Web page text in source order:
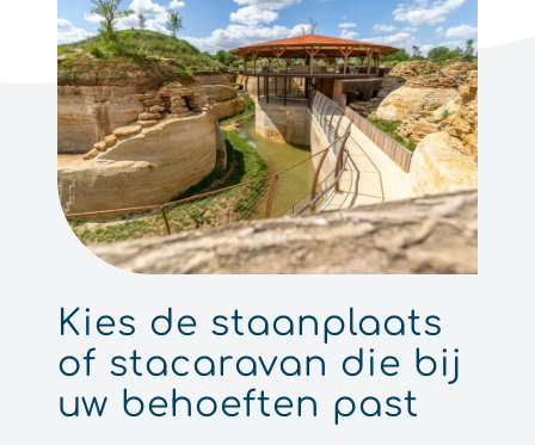
Kies de staanplaats
of stacaravan die bij
uw behoeften past
Op onze
camping in Doué la Fontaine
kunt u kiezen tussen het
huren van
een stacaravanof een staanplaats